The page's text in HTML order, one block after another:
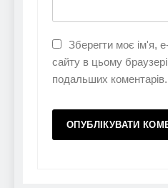
Зберегти моє ім'я,
сайту в цьому
подальших коментарів.